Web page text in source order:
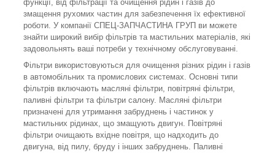
функції, від фільтрації та очищення рідин і газів до
змащення рухомих частин для забезпечення їх ефективної
роботи. У компанії СПЕЦ-ЗАПЧАСТИНА ГРУП ви можете
знайти широкий вибір фільтрів та мастильних матеріалів, які
задовольнять ваші потреби у технічному обслуговуванні.
Фільтри використовуються для очищення різних рідин і газів
в автомобільних та промислових системах. Основні типи
фільтрів включають масляні фільтри, повітряні фільтри,
паливні фільтри та фільтри салону. Масляні фільтри
призначені для утримання забруднень і частинок у
мастильних рідинах, що змащують двигун. Повітряні
фільтри очищають вхідне повітря, що надходить до
двигуна, від пилу, бруду і інших забруднень. Паливні